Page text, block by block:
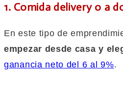
1. Comida delivery o a
En este tipo de
empezar desde casa y
ganancia neto del 6 al 9%.